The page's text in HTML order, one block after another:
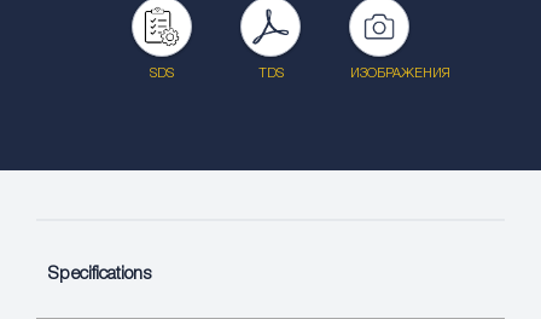
SDS TDS ИЗОБРАЖЕНИЯ
Specifications